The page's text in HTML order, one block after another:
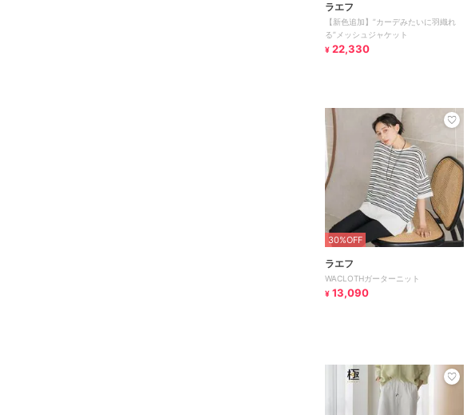
ラエフ
【新色追加】”カーデみたいに羽織れ
る”メッシュジャケット
¥ 22,330
30%OFF
ラエフ
WACLOTHガーターニット
¥ 13,090